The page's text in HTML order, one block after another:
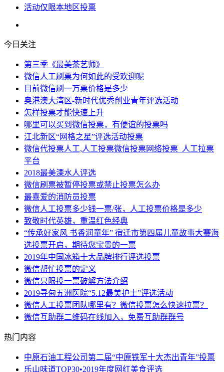
活动仅限本地区投票
今日关注
第三季《最美茶艺师》
微信人工刷票为何如此的受欢迎呢
目前微信刷一万票价格是多少
奥港澳大湾区-新时代优秀创业青年评选活动
怎样投票才能快速上升
哪里可以买到微信投票，有便谊的投票吗
江北新区“网格之星”评选活动投票
微信代投票人工,人工投票微信投票网络投票_人工拉票
平台
2018最美溧水人评选
微信刷票被暂停投票或禁止投票怎么办
最喜爱的消防员投票
微信人工投票多少钱一票/张，人工投票价格是多少
致敬时代英雄，重温红色经典
“传承好家风 书香润童年” 宿迁市第四届儿童故事大赛海
选投票开启，期待您宝贵的一票
2019年中国冰箱十大品牌排行评选投票
微信帮忙投票的定义
微信只限投一票破解方法介绍
2019寻甸五洲医院“5.12最美护士”评选活动
微信人工投票团队哪里有？微信投票怎么快速拉票？
微信互助群二维码在线加入，免费互助群群号
热门内容
中原石油工程公司第二届“中原铁军十大杰出青年”投票
乐山味道TOP30•2019年度网红美食评选